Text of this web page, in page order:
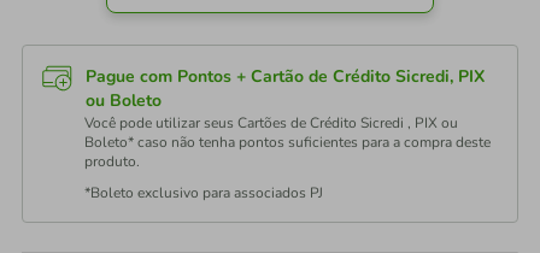
Pague com Pontos + Cartão de Crédito Sicredi, PIX
ou Boleto
Você pode utilizar seus Cartões de Crédito Sicredi , PIX ou
Boleto* caso não tenha pontos suficientes para a compra deste
produto.
*Boleto exclusivo para associados PJ